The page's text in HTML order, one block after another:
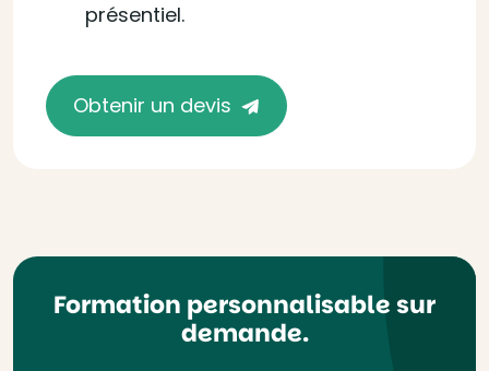
présentiel.
Obtenir un devis
Formation personnalisable sur
demande.